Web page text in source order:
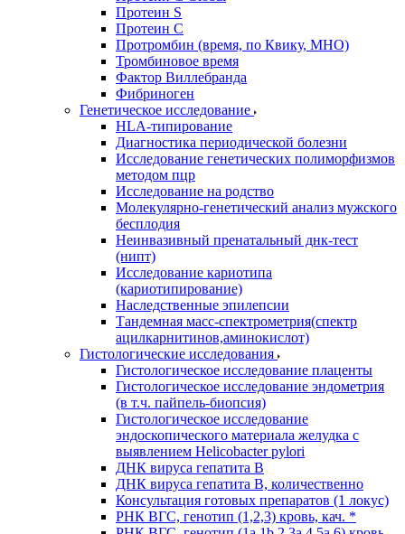
Протеин S
Протеин С
Протромбин (время, по Квику, МНО)
Тромбиновое время
Фактор Виллебранда
Фибриноген
Генетическое исследование
HLA-типирование
Диагностика периодической болезни
Исследование генетических полиморфизмов
методом пцр
Исследование на родство
Молекулярно-генетический анализ мужского
бесплодия
Неинвазивный пренатальный днк-тест
(нипт)
Исследование кариотипа
(кариотипирование)
Наследственные эпилепсии
Тандемная масс-спектрометрия(спектр
ацилкарнитинов,аминокислот)
Гистологические исследования
Гистологическое исследование плаценты
Гистологическое исследование эндометрия
(в т.ч. пайпель-биопсия)
Гистологическое исследование
эндоскопического материала желудка с
выявлением Helicobacter pylori
ДНК вируса гепатита B
ДНК вируса гепатита B, количественно
Консультация готовых препаратов (1 локус)
РНК ВГC, генотип (1,2,3) кровь, кач. *